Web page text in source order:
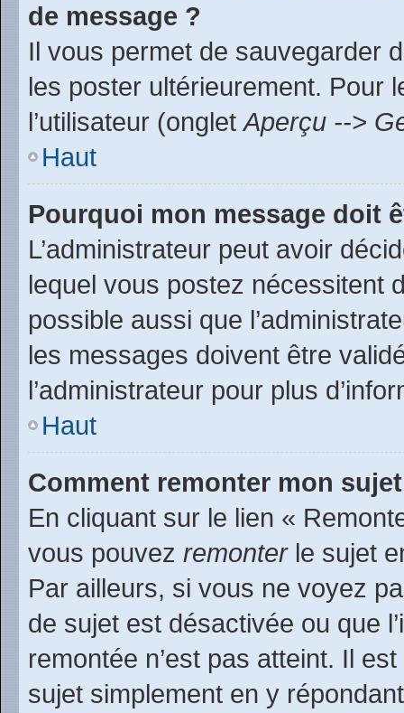
de message ?
Il vous permet de sauvegarder
les poster ultérieurement. Pour
l’utilisateur (ongletAperçu -->
Haut
Pourquoi mon message doit
L’administrateur peut avoir
lequel vous postez nécessitent
possible aussi que
les messages doivent être
l’administrateur pour plus
Haut
Comment remonter mon
En cliquant sur le lien «
vous pouvez remonterle sujet
Par ailleurs, si vous ne voyez
de sujet est désactivée ou que
remontée n’est pas atteint. Il
sujet simplement en y